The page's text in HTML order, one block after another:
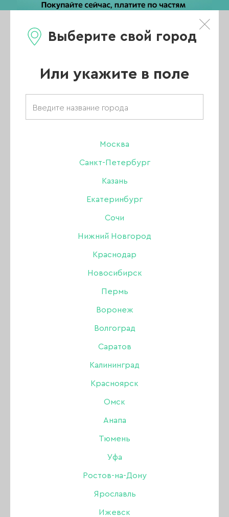
Выберите свой город
Или укажите в поле
Москва
Санкт-Петербург
Казань
Екатеринбург
Сочи
Нижний Новгород
Краснодар
Новосибирск
Пермь
Воронеж
Волгоград
Саратов
Калининград
Красноярск
Омск
Анапа
Тюмень
Уфа
Ростов-на-Дону
Ярославль
Ижевск
Каталог
Товары бренда
«Manita»
УХОД ЗА КОЖЕЙ РУК И ТЕЛА
СРЕДСТВА ДЛЯ ПЕДИКЮРА
ДЕЗИНФЕКЦИЯ И СТЕРИЛИЗАЦИЯ
АНТИСЕПТИКИ ДЛЯ РУК
КРОВООСТАНАВЛИВАЮЩИЕ
АНТИРЖАВЧИНА И НАЛЁТ
АПЕЛЬСИНОВЫЕ ПАЛОЧКИ